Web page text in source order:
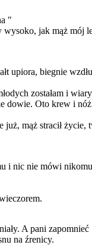
"
jak mąż mój
upiora, biegnie
zostałam i
dowie. Oto krew i
mąż stracił życie,
i nic nie mówi
.
A pani zapomnieć
na źrenicy.